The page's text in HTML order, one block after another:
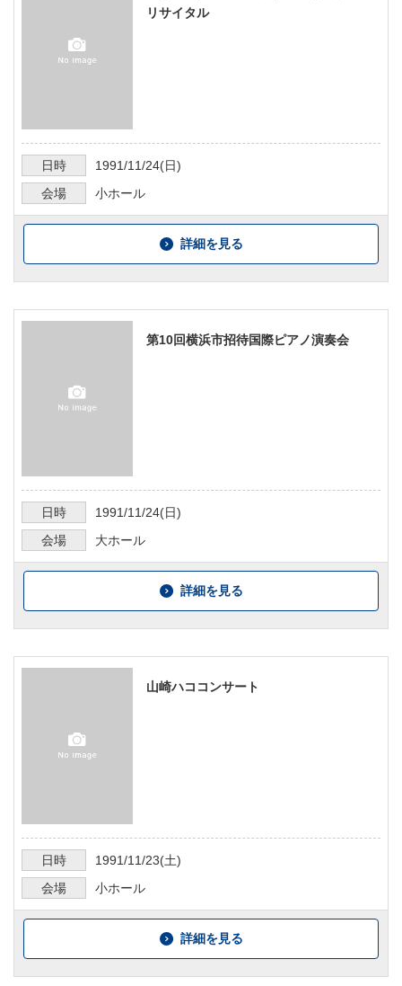
リサイタル
日時 1991/11/24(日)
会場
小ホール
詳細を見る
第10回横浜市招待国際ピアノ演奏会
日時 1991/11/24(日)
会場
大ホール
詳細を見る
山崎ハココンサート
日時 1991/11/23(土)
会場
小ホール
詳細を見る